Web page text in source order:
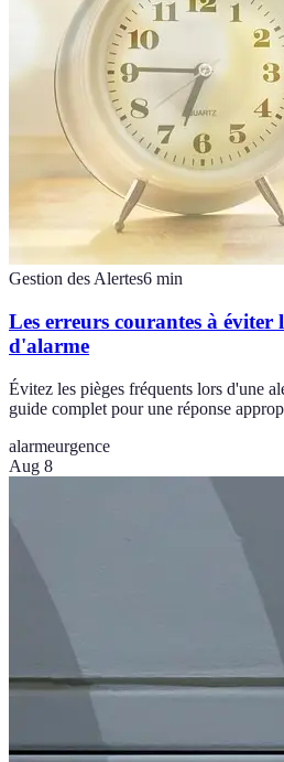
Gestion des Alertes6 min
Les erreurs courantes à éviter
d'alarme
Évitez les pièges fréquents lors d'une
guide complet pour une réponse
alarmeurgence
Aug 8